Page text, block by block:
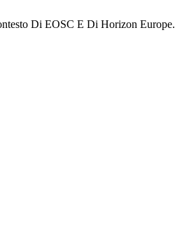
Di EOSC E Di Horizon Europe.